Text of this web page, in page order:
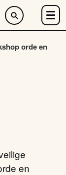
orde en
en